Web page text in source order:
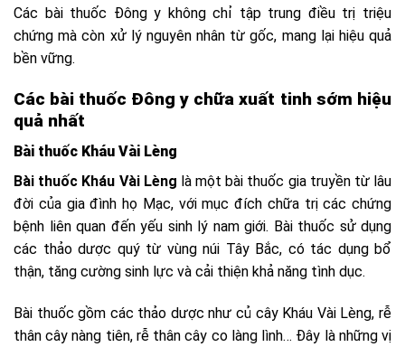
Các bài thuốc Đông y không chỉ tập trung điều trị triệu
chứng mà còn xử lý nguyên nhân từ gốc, mang lại hiệu quả
bền vững.
Các bài thuốc Đông y chữa xuất tinh sớm hiệu
quả nhất
Bài thuốc Kháu Vài Lèng
Bài thuốc Kháu Vài Lèng là một bài thuốc gia truyền từ lâu
đời của gia đình họ Mạc, với mục đích chữa trị các chứng
bệnh liên quan đến yếu sinh lý nam giới. Bài thuốc sử dụng
các thảo dược quý từ vùng núi Tây Bắc, có tác dụng bổ
thận, tăng cường sinh lực và cải thiện khả năng tình dục.
Bài thuốc gồm các thảo dược như củ cây Kháu Vài Lèng, rễ
thân cây nàng tiên, rễ thân cây co làng lình… Đây là những vị